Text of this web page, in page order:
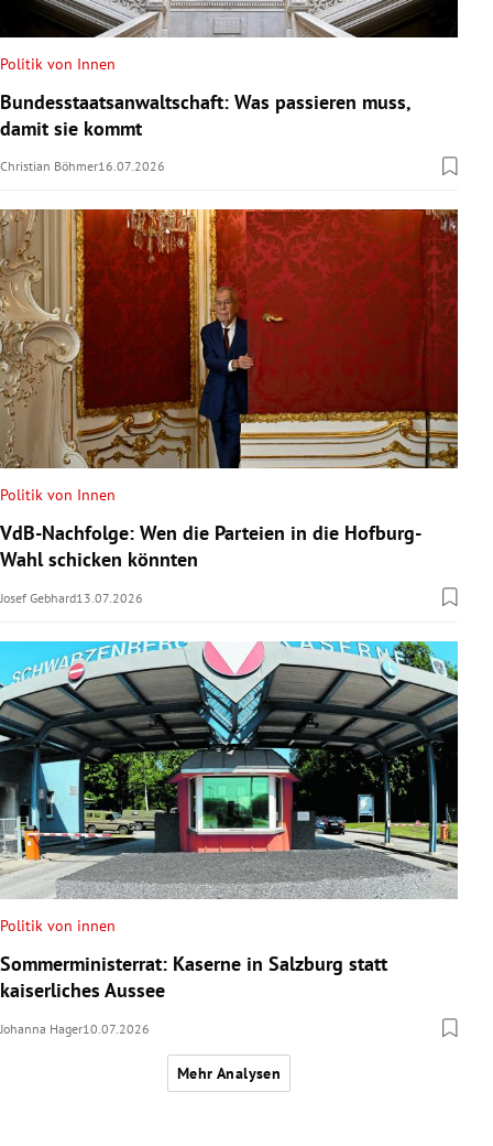
Politik von Innen
Bundesstaatsanwaltschaft: Was passieren muss,
damit sie kommt
Christian Böhmer16.07.2026
Politik von Innen
VdB-Nachfolge: Wen die Parteien in die Hofburg-
Wahl schicken könnten
Josef Gebhard13.07.2026
Politik von innen
Sommerministerrat: Kaserne in Salzburg statt
kaiserliches Aussee
Johanna Hager10.07.2026
Mehr Analysen